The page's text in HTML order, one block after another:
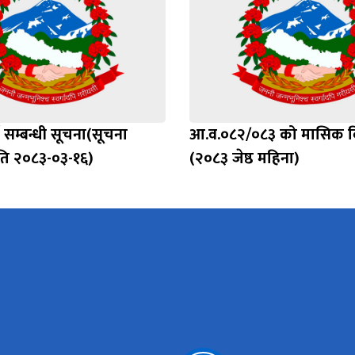
सम्बन्धी सूचना(सूचना
२०८३-०३-१६)
आ.व.०८२/०८३ को मासिक
(२०८३ जेष्ठ महिना)